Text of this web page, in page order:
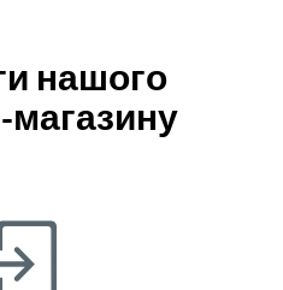
нашого
магазину